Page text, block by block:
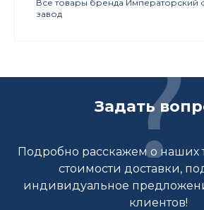
Все товары бренда
завод
Задать
Подробно расскажем о наших
стоимости доставки,
индивидуальное
клиентов!